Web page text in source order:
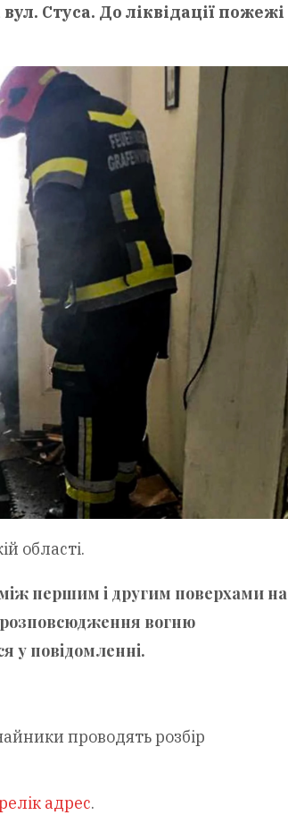
Стуса. До ліквідації пожежі
області.
першим і другим поверхами на
вогню
у повідомленні.
проводять розбір
адрес.